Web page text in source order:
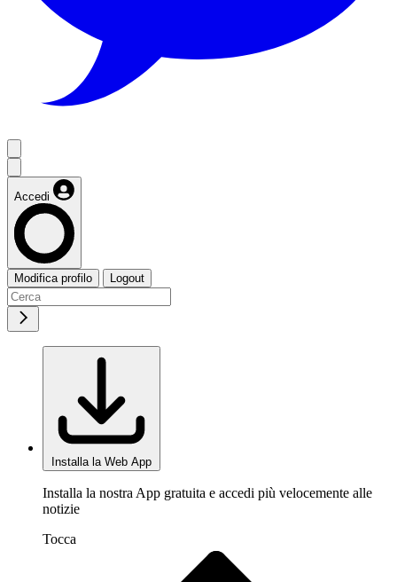
Accedi
Modifica profilo Logout
Installa la Web App
Installa la nostra App gratuita e accedi più velocemente alle
notizie
Tocca